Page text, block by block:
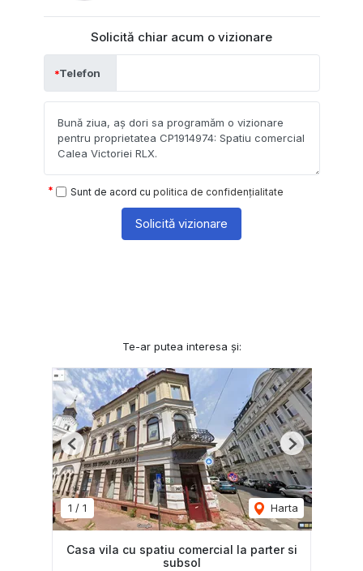
Solicită chiar acum o vizionare
Telefon
Sunt de acord cu politica de confidențialitate
Solicită vizionare
Te-ar putea interesa și:
1 / 1 Harta
Previous Next
Casa vila cu spatiu comercial la parter si
subsol